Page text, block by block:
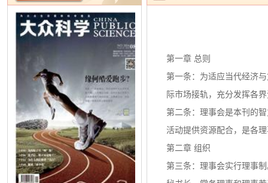
第一章 总则
第一条：为适应当代经济
际市场接轨，充分发挥各
第二条：理事会是本刊的
活动提供资源配合，是各
第二章 组织
第三条：理事会实行理事